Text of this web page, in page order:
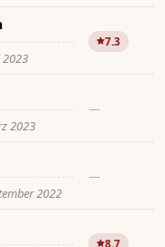
2023
7.3
2023
—
2022
—
8.7